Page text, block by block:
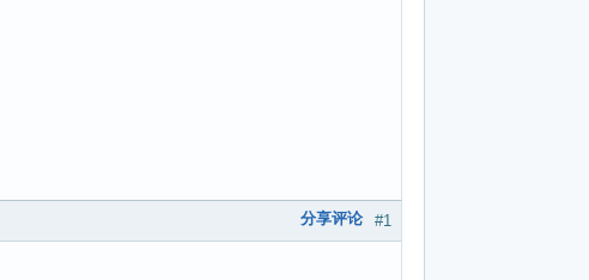
#1
分享评论